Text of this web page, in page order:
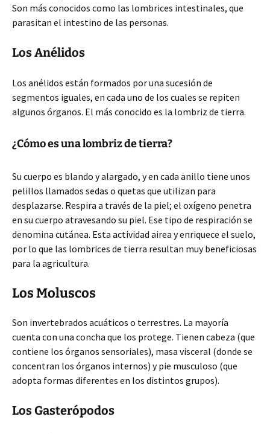
Son más conocidos como las lombrices intestinales, que
parasitan el intestino de las personas.
Los Anélidos
Los anélidos están formados por una sucesión de
segmentos iguales, en cada uno de los cuales se repiten
algunos órganos. El más conocido es la lombriz de tierra.
¿Cómo es una lombriz de tierra?
Su cuerpo es blando y alargado, y en cada anillo tiene unos
pelillos llamados sedas o quetas que utilizan para
desplazarse. Respira a través de la piel; el oxígeno penetra
en su cuerpo atravesando su piel. Ese tipo de respiración se
denomina cutánea. Esta actividad airea y enriquece el suelo,
por lo que las lombrices de tierra resultan muy beneficiosas
para la agricultura.
Los Moluscos
Son invertebrados acuáticos o terrestres. La mayoría
cuenta con una concha que los protege. Tienen cabeza (que
contiene los órganos sensoriales), masa visceral (donde se
concentran los órganos internos) y pie musculoso (que
adopta formas diferentes en los distintos grupos).
Los Gasterópodos